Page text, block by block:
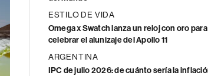
ESTILO DE VIDA
Omega x Swatch lanza un reloj con oro para
celebrar el alunizaje del Apollo 11
ARGENTINA
IPC de julio 2026: de cuánto sería la